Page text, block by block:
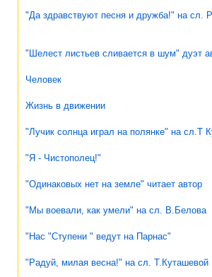
"Да здравствуют песня и дружба!" на сл.
"Шелест листьев сливается в шум" дуэт
Человек
Жизнь в движении
"Лучик солнца играл на полянке" на сл.Т
"Я - Чистополец!"
"Одинаковых нет на земле" читает автор
"Мы воевали, как умели" на сл. В.Белова
"Нас "Ступени " ведут на Парнас"
"Радуй, милая весна!" на сл. Т.Куташевой